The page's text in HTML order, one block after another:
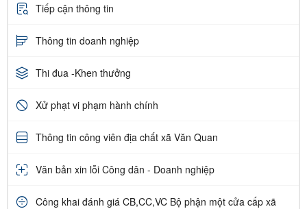
Tiếp cận thông tin
Thông tin doanh nghiệp
Thi đua -Khen thưởng
Xử phạt vi phạm hành chính
Thông tin công viên địa chất xã Văn Quan
Văn bản xin lỗi Công dân - Doanh nghiệp
Công khai đánh giá CB,CC,VC Bộ phận một cửa cấp xã